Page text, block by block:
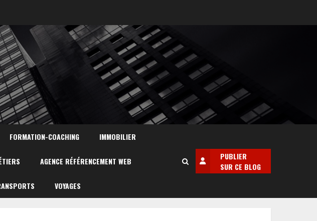
FORMATION-COACHING IMMOBILIER
AGENCE RÉFÉRENCEMENT WEB
VOYAGES
PUBLIER
SUR CE BLOG